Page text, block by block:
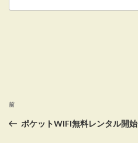
投
稿
前
の
前
ポケットWIFI無料レンタル開始